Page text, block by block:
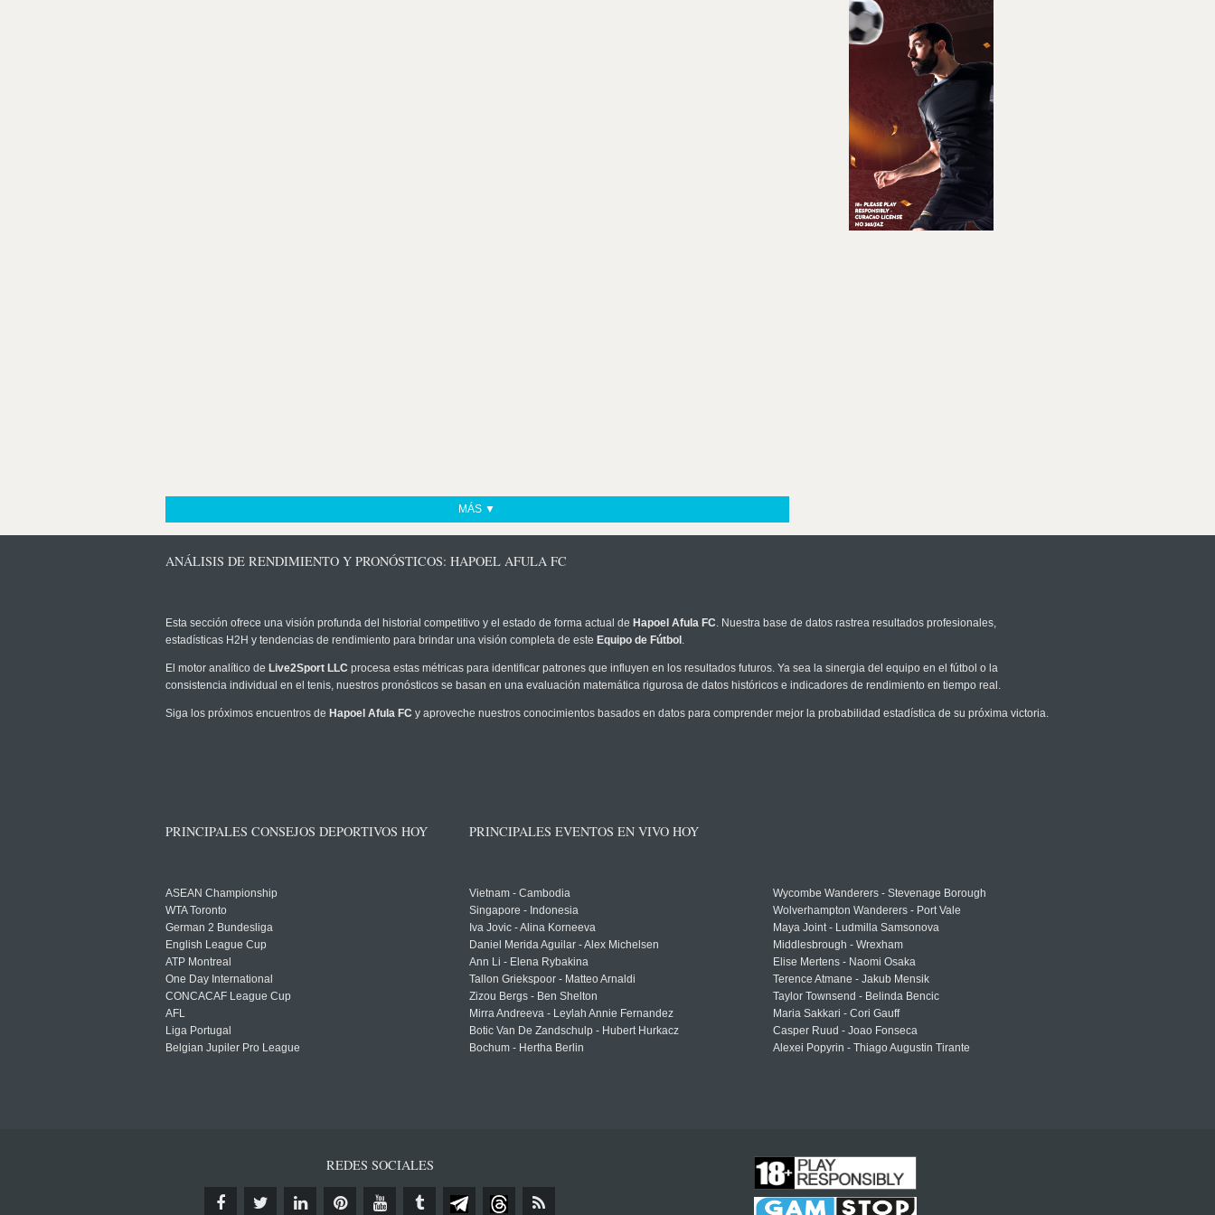
MÁS ▼
ANÁLISIS DE RENDIMIENTO Y PRONÓSTICOS: HAPOEL AFULA FC
Esta sección ofrece una visión profunda del historial competitivo y el estado de forma actual de Hapoel Afula FC. Nuestra base de datos rastrea resultados profesionales,
estadísticas H2H y tendencias de rendimiento para brindar una visión completa de este Equipo de Fútbol .
El motor analítico de Live2Sport LLC procesa estas métricas para identificar patrones que influyen en los resultados futuros. Ya sea la sinergia del equipo en el fútbol o la
consistencia individual en el tenis, nuestros pronósticos se basan en una evaluación matemática rigurosa de datos históricos e indicadores de rendimiento en tiempo real.
Siga los próximos encuentros de Hapoel Afula FC y aproveche nuestros conocimientos basados en datos para comprender mejor la probabilidad estadística de su próxima victoria.
PRINCIPALES CONSEJOS DEPORTIVOS HOY
ASEAN Championship
WTA Toronto
German 2 Bundesliga
English League Cup
ATP Montreal
One Day International
CONCACAF League Cup
AFL
Liga Portugal
Belgian Jupiler Pro League
PRINCIPALES EVENTOS EN VIVO HOY
Vietnam - Cambodia
Singapore - Indonesia
Iva Jovic - Alina Korneeva
Daniel Merida Aguilar - Alex Michelsen
Ann Li - Elena Rybakina
Tallon Griekspoor - Matteo Arnaldi
Zizou Bergs - Ben Shelton
Mirra Andreeva - Leylah Annie Fernandez
Botic Van De Zandschulp - Hubert Hurkacz
Bochum - Hertha Berlin
Wycombe Wanderers - Stevenage Borough
Wolverhampton Wanderers - Port Vale
Maya Joint - Ludmilla Samsonova
Middlesbrough - Wrexham
Elise Mertens - Naomi Osaka
Terence Atmane - Jakub Mensik
Taylor Townsend - Belinda Bencic
Maria Sakkari - Cori Gauff
Casper Ruud - Joao Fonseca
Alexei Popyrin - Thiago Augustin Tirante
REDES SOCIALES